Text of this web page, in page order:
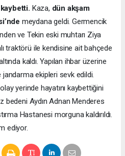
kaybetti. Kaza, dün akşam
meydana geldi. Germencik
ve Tekin eski muhtarı Ziya
traktörü ile kendisine ait bahçede
kaldı. Yapılan ihbar üzerine
jandarma ekipleri sevk edildi.
yerinde hayatını kaybettiğini
bedeni Aydın Adnan Menderes
Hastanesi morguna kaldırıldı.
ediyor.